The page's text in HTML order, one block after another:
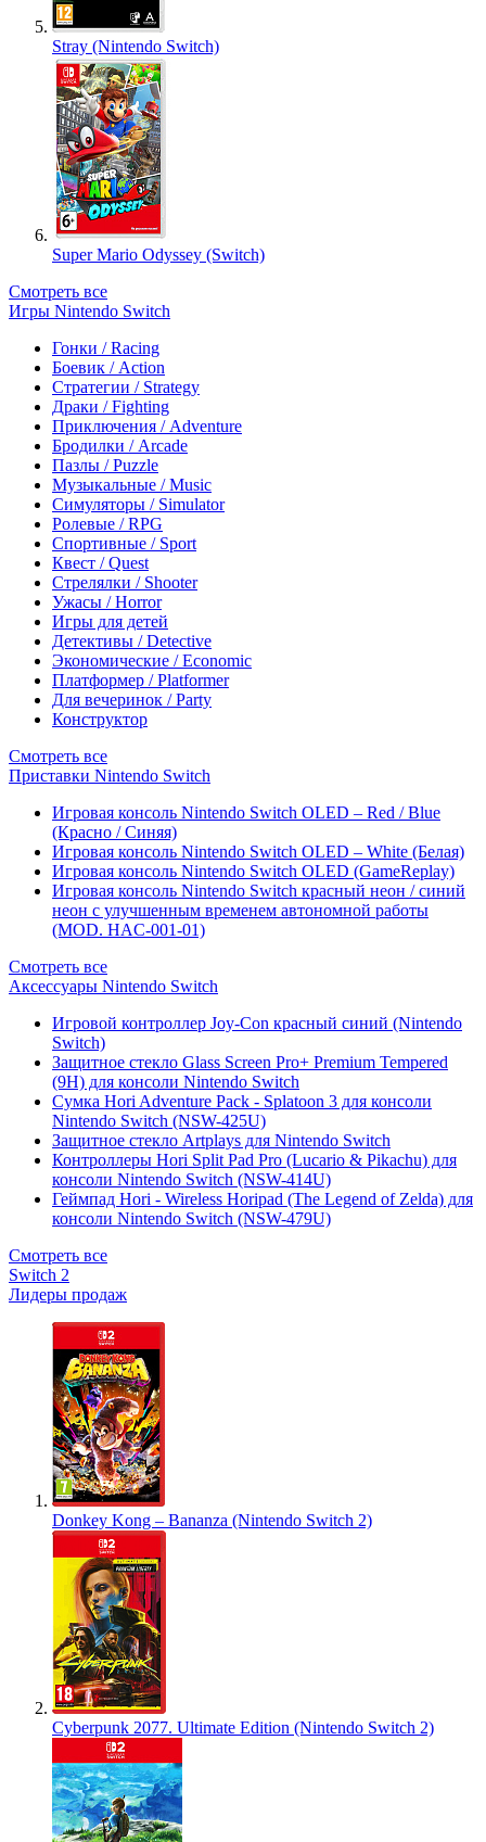
Stray (Nintendo Switch)
Super Mario Odyssey (Switch)
Смотреть все
Игры Nintendo Switch
Гонки / Racing
Боевик / Action
Стратегии / Strategy
Драки / Fighting
Приключения / Adventure
Бродилки / Arcade
Пазлы / Puzzle
Музыкальные / Music
Симуляторы / Simulator
Ролевые / RPG
Спортивные / Sport
Квест / Quest
Стрелялки / Shooter
Ужасы / Horror
Игры для детей
Детективы / Detective
Экономические / Economic
Платформер / Platformer
Для вечеринок / Party
Конструктор
Смотреть все
Приставки Nintendo Switch
Игровая консоль Nintendo Switch OLED – Red / Blue
(Красно / Синяя)
Игровая консоль Nintendo Switch OLED – White (Белая)
Игровая консоль Nintendo Switch OLED (GameReplay)
Игровая консоль Nintendo Switch красный неон / синий
неон с улучшенным временем автономной работы
(MOD. HAC-001-01)
Смотреть все
Аксессуары Nintendo Switch
Игровой контроллер Joy-Con красный синий (Nintendo
Switch)
Защитное стекло Glass Screen Pro+ Premium Tempered
(9H) для консоли Nintendo Switch
Сумка Hori Adventure Pack - Splatoon 3 для консоли
Nintendo Switch (NSW-425U)
Защитное стекло Artplays для Nintendo Switch
Контроллеры Hori Split Pad Pro (Lucario & Pikachu) для
консоли Nintendo Switch (NSW-414U)
Геймпад Hori - Wireless Horipad (The Legend of Zelda) для
консоли Nintendo Switch (NSW-479U)
Смотреть все
Switch 2
Лидеры продаж
Donkey Kong – Bananza (Nintendo Switch 2)
Cyberpunk 2077. Ultimate Edition (Nintendo Switch 2)